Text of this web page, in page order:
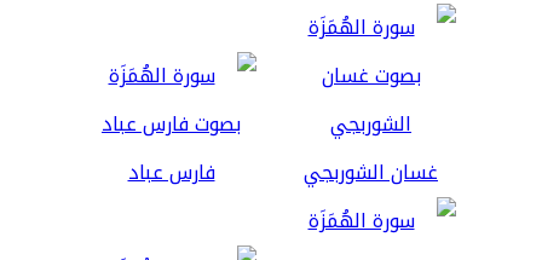
غسان الشوربجي فارس عباد